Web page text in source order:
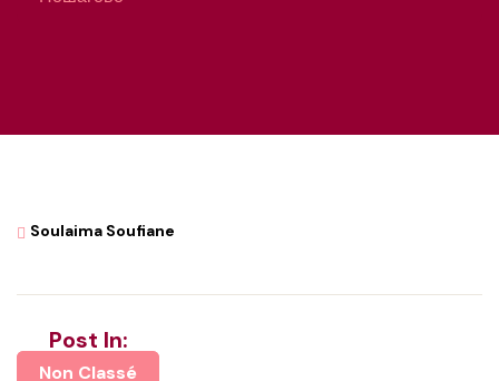
Soulaima Soufiane
Post In:
Non Classé